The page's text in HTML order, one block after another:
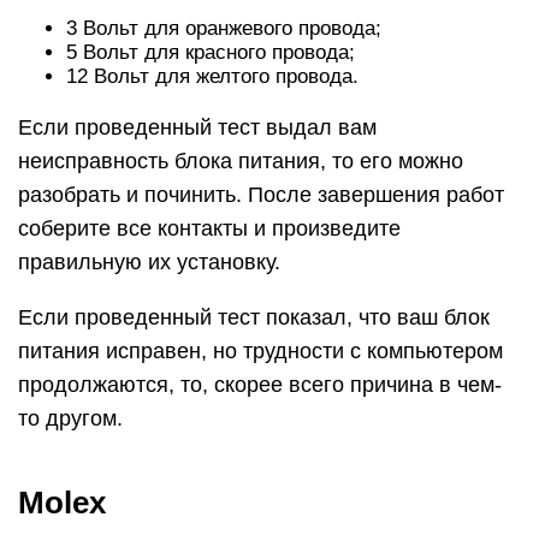
3 Вольт для оранжевого провода;
5 Вольт для красного провода;
12 Вольт для желтого провода.
Если проведенный тест выдал вам
неисправность блока питания, то его можно
разобрать и починить. После завершения работ
соберите все контакты и произведите
правильную их установку.
Если проведенный тест показал, что ваш блок
питания исправен, но трудности с компьютером
продолжаются, то, скорее всего причина в чем-
то другом.
Molex